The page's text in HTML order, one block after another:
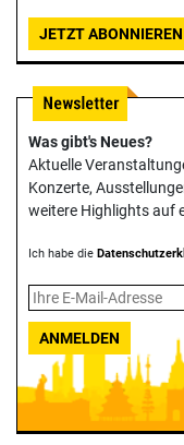
JETZT ABONNIEREN
Was gibt's Neues?
Aktuelle
Konzerte,
weitere Highlights auf
Ich habe die
ANMELDEN